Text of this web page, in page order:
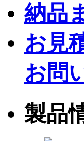
納品
お見
お問
製品